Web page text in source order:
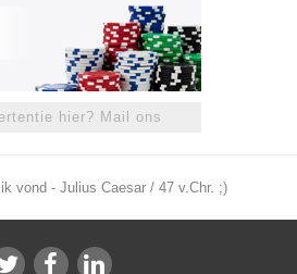
hier? Mail ons
vond - Julius Caesar / 47 v.Chr. ;)